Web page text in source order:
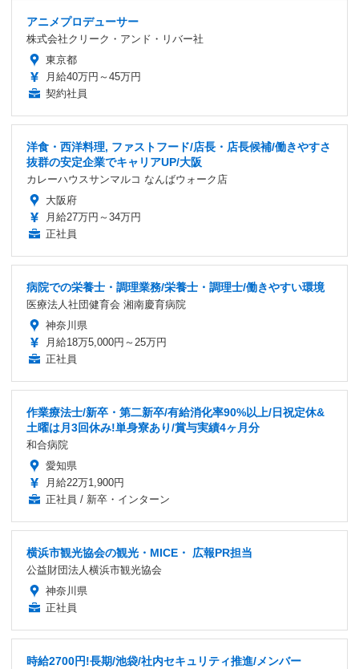
アニメプロデューサー
株式会社クリーク・アンド・リバー社
東京都
月給40万円～45万円
契約社員
洋食・西洋料理, ファストフード/店長・店長候補/働きやすさ
抜群の安定企業でキャリアUP/大阪
カレーハウスサンマルコ なんばウォーク店
大阪府
月給27万円～34万円
正社員
病院での栄養士・調理業務/栄養士・調理士/働きやすい環境
医療法人社団健育会 湘南慶育病院
神奈川県
月給18万5,000円～25万円
正社員
作業療法士/新卒・第二新卒/有給消化率90%以上/日祝定休&
土曜は月3回休み!単身寮あり/賞与実績4ヶ月分
和合病院
愛知県
月給22万1,900円
正社員 / 新卒・インターン
横浜市観光協会の観光・MICE・ 広報PR担当
公益財団法人横浜市観光協会
神奈川県
正社員
時給2700円!長期/池袋/社内セキュリティ推進/メンバー